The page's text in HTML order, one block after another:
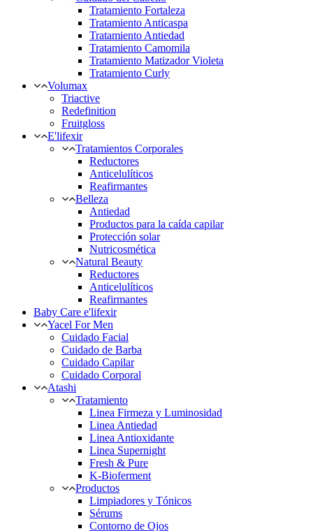
Tratamiento Fortaleza
Tratamiento Anticaspa
Tratamiento Antiedad
Tratamiento Camomila
Tratamiento Matizador Violeta
Tratamiento Curly
Volumax
Triactive
Redefinition
Fruitgloss
E'lifexir
Tratamientos Corporales
Reductores
Anticelulíticos
Reafirmantes
Belleza
Antiedad
Productos para la caída capilar
Protección solar
Nutricosmética
Natural Beauty
Reductores
Anticelulíticos
Reafirmantes
Baby Care e'lifexir
Yacel For Men
Cuidado Facial
Cuidado de Barba
Cuidado Capilar
Cuidado Corporal
Atashi
Tratamiento
Linea Firmeza y Luminosidad
Linea Antiedad
Linea Antioxidante
Linea Supernight
Fresh & Pure
K-Bioferment
Productos
Limpiadores y Tónicos
Sérums
Contorno de Ojos